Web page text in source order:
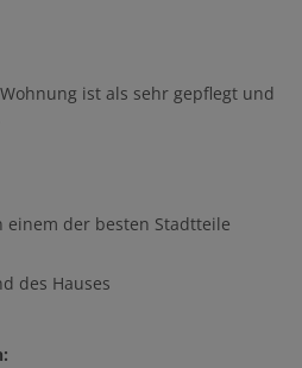
ist als sehr gepflegt und
der besten Stadtteile
des Hauses